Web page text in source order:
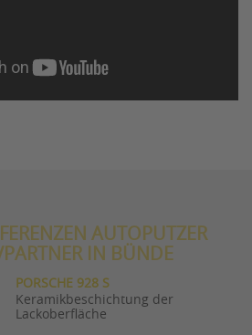
AUTOPUTZER
IN BÜNDE
PORSCHE 928 S
Keramikbeschichtung der
Lackoberfläche